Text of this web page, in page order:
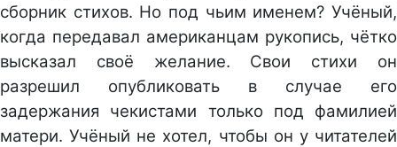
сборник стихов. Но под чьим именем? Учёный,
когда передавал американцам рукопись, чётко
высказал своё желание. Свои стихи он
разрешил опубликовать в случае его
задержания чекистами только под фамилией
матери. Учёный не хотел, чтобы он у читателей